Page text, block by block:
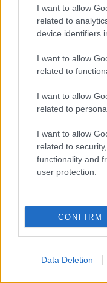
I want to allow
related to
device identifiers
I want to allow
related to
I want to allow
related to
I want to allow
related to
functionality and
user protection.
CONFIRM
Data Deletion
Leeds
United
Felkészülési szezon 5.
3 nap 3 óra 19 perc 9
AC MilanvsManchester